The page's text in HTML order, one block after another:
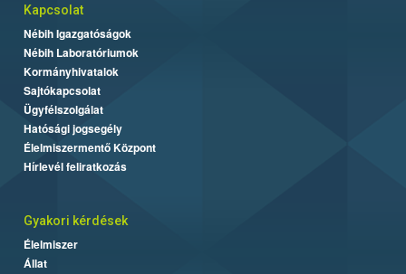
Kapcsolat
Nébih Igazgatóságok
Nébih Laboratóriumok
Kormányhivatalok
Sajtókapcsolat
Ügyfélszolgálat
Hatósági jogsegély
Élelmiszermentő Központ
Hírlevél feliratkozás
Gyakori kérdések
Élelmiszer
Állat